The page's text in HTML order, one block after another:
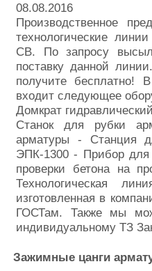
08.08.2016
Производственное
технологические
СВ. По запросу
поставку данной
получите бесплатно!
входит следующее
Домкрат
Станок для рубки
арматуры - Станция
ЭПК-1300 - Прибор для
проверки бетона на
Технологическая
изготовленная в
ГОСТам. Также мы
индивидуальному ТЗ
Зажимные цанги